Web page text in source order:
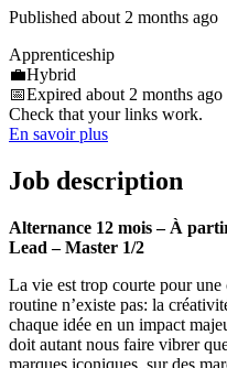
Published about 2 months ago
Apprenticeship
💼Hybrid
📅Expired about 2 months ago
Check that your links work.
En savoir plus
Job description
Alternance 12 mois – À
Lead – Master 1/2
La vie est trop courte pour une
routine n’existe pas: la
chaque idée en un impact
doit autant nous faire vibrer
marques iconiques, sur des